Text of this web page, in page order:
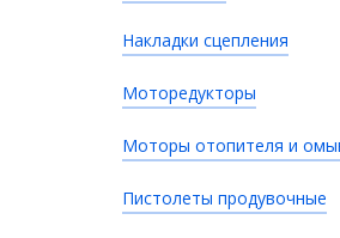
Накладки сцепления
Моторедукторы
Моторы отопителя и
Пистолеты продувочные